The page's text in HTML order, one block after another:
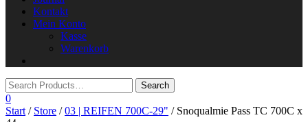
Kontakt
Mein Konto
Kasse
Warenkorb
0
Start / Store /03 | REIFEN 700C-29" / Snoqualmie Pass TC 700C x